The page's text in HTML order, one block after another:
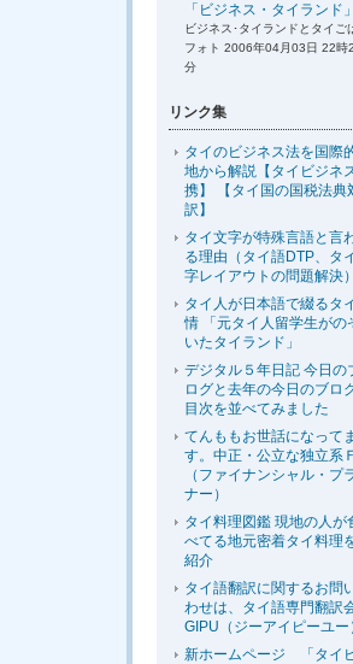
「ビジネス・タイランド」
ビジネス･タイランドとタイご
フォト 2006年04月03日 22時
分
リンク集
タイのビジネス法を国際
地から解説【タイビジネ
携】 【タイ国の国税法典
訳】
タイ文字が特殊言語と言
る理由（タイ語DTP、タ
字レイアウトの問題解決）
タイ人が日本語で綴るタ
情 「元タイ人留学生がの
いたタイランド」
デジタル５年日記 今日の
ログと去年の今日のブログ
目次を並べてみました
てんももお世話になってま
す。中正・公立な独立系
（ファイナンシャル・プ
ナー）
タイ料理図鑑 現地の人が
べてる地元密着タイ料理
紹介
タイ語翻訳に関するお問
わせは、タイ語専門翻訳
GIPU（ジーアイピーユー
新ホームページ 「タイ